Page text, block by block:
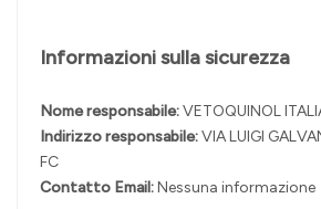
Informazioni sulla sicurezza
Nome responsabile:VETOQUINOL
Indirizzo responsabile:VIA LUIGI
FC
Contatto Email:Nessuna informazione